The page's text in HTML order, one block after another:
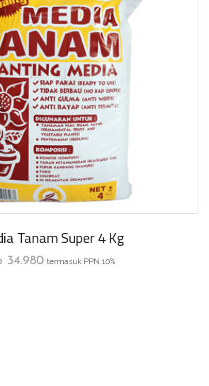
Tanam Super 4 Kg
34.980 termasuk PPN 10%